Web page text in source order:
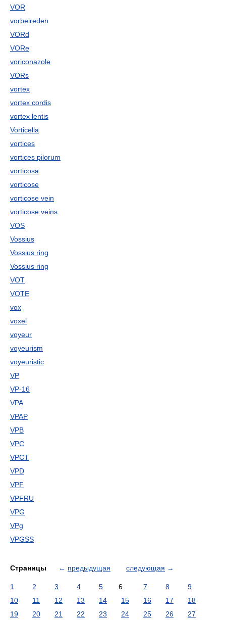
VOR
vorbeireden
VORd
VORe
voriconazole
VORs
vortex
vortex cordis
vortex lentis
Vorticella
vortices
vortices pilorum
vorticosa
vorticose
vorticose vein
vorticose veins
VOS
Vossius
Vossius ring
Vossius ring
VOT
VOTE
vox
voxel
voyeur
voyeurism
voyeuristic
VP
VP-16
VPA
VPAP
VPB
VPC
VPCT
VPD
VPF
VPFRU
VPG
VPg
VPGSS
Страницы ← предыдущая следующая →
1 2 3 4 5 6 7 8
9
10
11 12 13 14 15 16 17
18
19
20 21 22 23 24 25 26 27